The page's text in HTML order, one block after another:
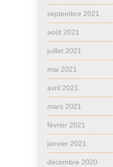
septembre 2021
août 2021
juillet 2021
mai 2021
avril 2021
mars 2021
février 2021
janvier 2021
décembre 2020